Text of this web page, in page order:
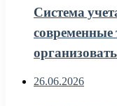
Система
26.06.2026